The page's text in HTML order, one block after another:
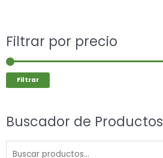
Filtrar por precio
Filtrar
Buscador de Productos
Buscar